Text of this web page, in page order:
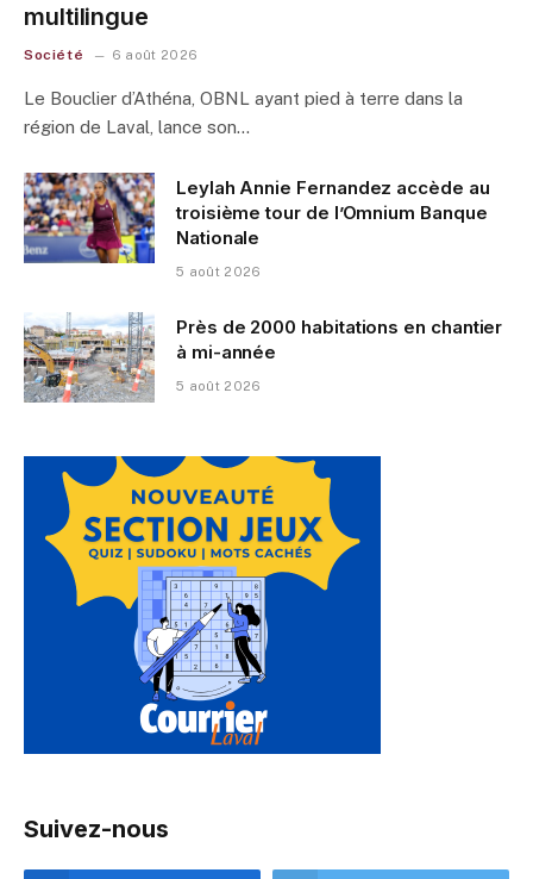
multilingue
Société 6 août 2026
Le Bouclier d’Athéna, OBNL ayant pied à terre dans la
région de Laval, lance son…
Leylah Annie Fernandez accède au
troisième tour de l’Omnium Banque
Nationale
5 août 2026
Près de 2000 habitations en chantier
à mi-année
5 août 2026
Suivez-nous